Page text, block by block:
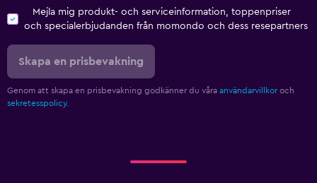
Mejla mig produkt- och serviceinformation, toppenpriser
och specialerbjudanden från momondo och dess resepartners
Skapa en prisbevakning
Genom att skapa en prisbevakning godkänner du våra användarvillkor och
sekretesspolicy.